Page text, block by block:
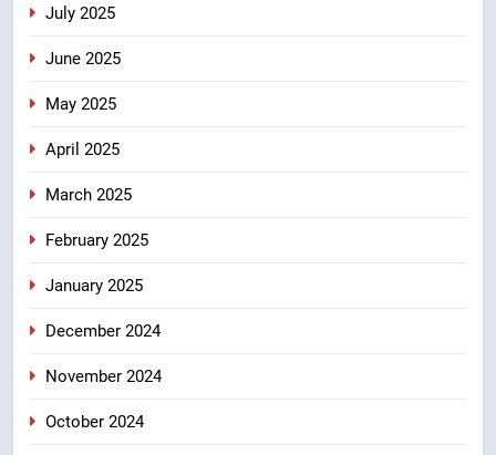
July 2025
June 2025
May 2025
April 2025
March 2025
February 2025
January 2025
December 2024
November 2024
October 2024